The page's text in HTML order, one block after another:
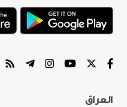
العراق